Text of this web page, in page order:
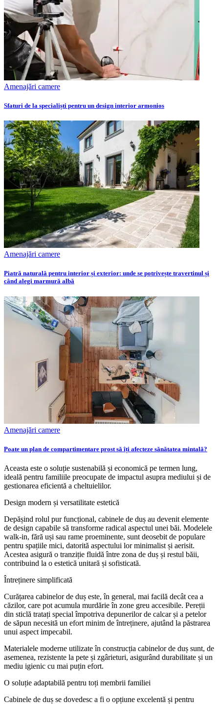
Amenajări camere
Sfaturi de la specialiști pentru un design interior armonios
Amenajări camere
Piatră naturală pentru interior și exterior: unde se potrivește travertinul și
când alegi marmură albă
Amenajări camere
Poate un plan de compartimentare prost să îți afecteze sănătatea mintală?
Aceasta este o soluție sustenabilă și economică pe termen lung,
ideală pentru familiile preocupate de impactul asupra mediului și de
gestionarea eficientă a cheltuielilor.
Design modern și versatilitate estetică
Depășind rolul pur funcțional, cabinele de duș au devenit elemente
de design capabile să transforme radical aspectul unei băi. Modelele
walk-in, fără uși sau rame proeminente, sunt deosebit de populare
pentru spațiile mici, datorită aspectului lor minimalist și aerisit.
Acestea asigură o tranziție fluidă între zona de duș și restul băii,
contribuind la o estetică unitară și sofisticată.
Întreținere simplificată
Curățarea cabinelor de duș este, în general, mai facilă decât cea a
căzilor, care pot acumula murdărie în zone greu accesibile. Pereții
din sticlă tratați special împotriva depunerilor de calcar și a petelor
de săpun necesită un efort minim de întreținere, ajutând la păstrarea
unui aspect impecabil.
Materialele moderne utilizate în construcția cabinelor de duș sunt, de
asemenea, rezistente la pete și zgârieturi, asigurând durabilitate și un
mediu igienic cu mai puțin efort.
O soluție adaptabilă pentru toți membrii familiei
Cabinele de duș se dovedesc a fi o opțiune excelentă și pentru